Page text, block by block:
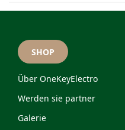
SHOP
Über OneKeyElectro
Werden sie partner
Galerie